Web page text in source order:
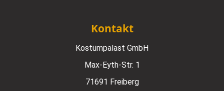
Kontakt
Kostümpalast GmbH
Max-Eyth-Str. 1
71691 Freiberg